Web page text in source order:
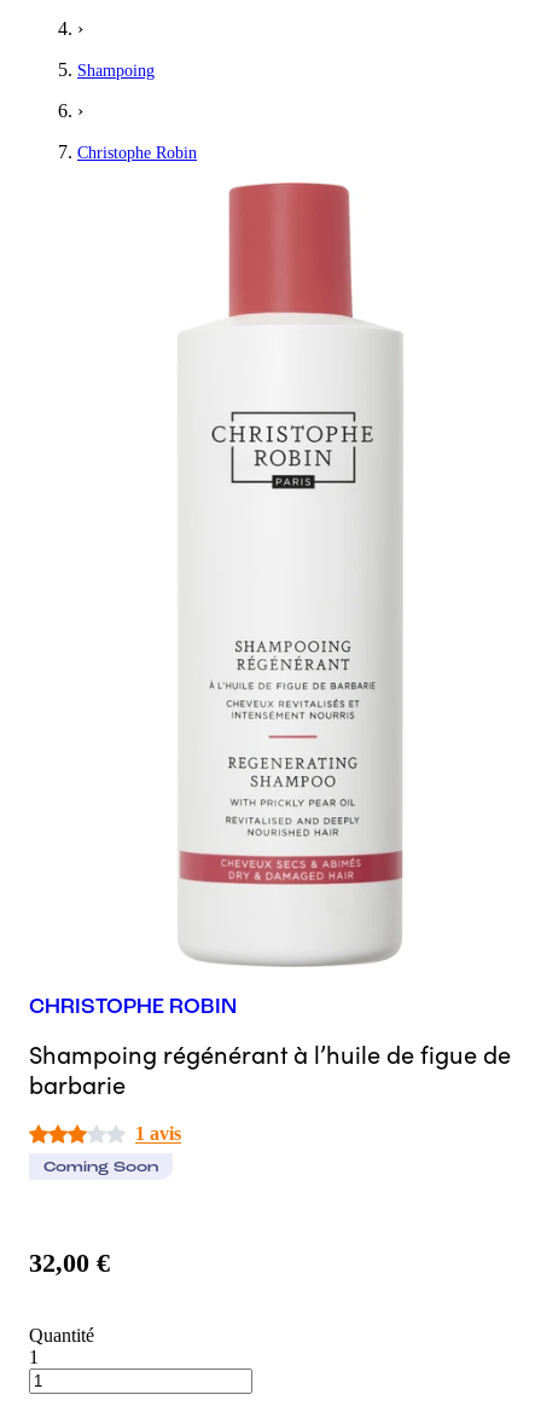
›
Shampoing
›
Christophe Robin
CHRISTOPHE ROBIN
Shampoing régénérant à l’huile de figue de
barbarie
1 avis
Coming Soon
32,00 €
Quantité
1